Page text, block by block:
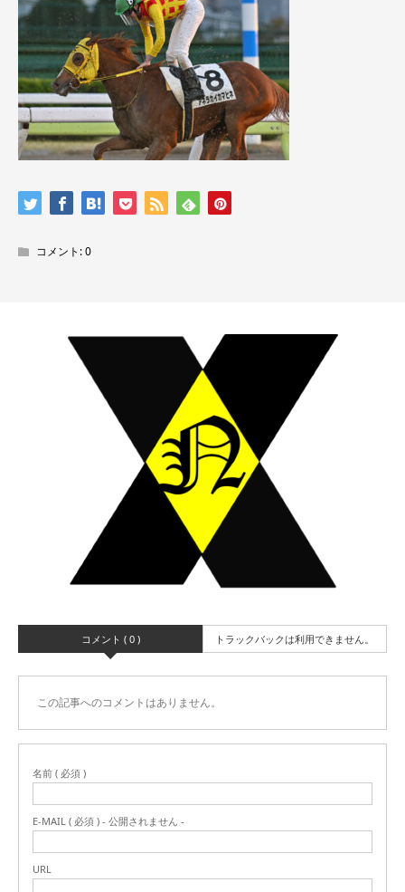
コメント:0
コメント ( 0 ) トラックバックは利用できません。
この記事へのコメントはありません。
名前 ( 必須 )
E-MAIL ( 必須 ) - 公開されません -
URL